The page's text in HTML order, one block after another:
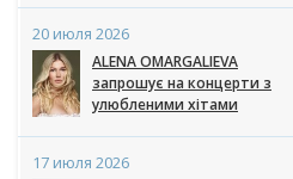
20 июля 2026
ALENA OMARGALIEVA
запрошує на концерти з
улюбленими хітами
17 июля 2026